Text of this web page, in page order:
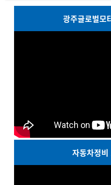
광주글로벌모
자동차정